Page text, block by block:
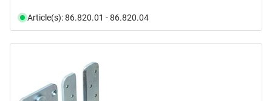
Article(s): 86.820.01 - 86.820.04